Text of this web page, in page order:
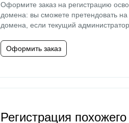
Оформите заказ на регистрацию
домена: вы сможете претендовать на
домена, если текущий
Оформить заказ
Регистрация